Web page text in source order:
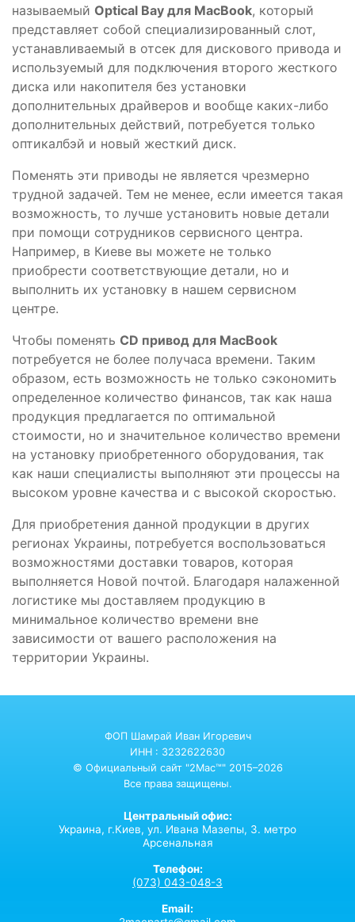
называемый Optical Bay для MacBook, который
представляет собой специализированный слот,
устанавливаемый в отсек для дискового привода и
используемый для подключения второго жесткого
диска или накопителя без установки
дополнительных драйверов и вообще каких-либо
дополнительных действий, потребуется только
оптикалбэй и новый жесткий диск.
Поменять эти приводы не является чрезмерно
трудной задачей. Тем не менее, если имеется такая
возможность, то лучше установить новые детали
при помощи сотрудников сервисного центра.
Например, в Киеве вы можете не только
приобрести соответствующие детали, но и
выполнить их установку в нашем сервисном
центре.
Чтобы поменять CD привод для MacBook
потребуется не более получаса времени. Таким
образом, есть возможность не только сэкономить
определенное количество финансов, так как наша
продукция предлагается по оптимальной
стоимости, но и значительное количество времени
на установку приобретенного оборудования, так
как наши специалисты выполняют эти процессы на
высоком уровне качества и с высокой скоростью.
Для приобретения данной продукции в других
регионах Украины, потребуется воспользоваться
возможностями доставки товаров, которая
выполняется Новой почтой. Благодаря налаженной
логистике мы доставляем продукцию в
минимальное количество времени вне
зависимости от вашего расположения на
территории Украины.
ФОП Шамрай Иван Игоревич
ИНН : 3232622630
© Официальный сайт "2Mac™" 2015–2026
Все права защищены.
Центральный офис:
Украина, г.Киев, ул. Ивана Мазепы, 3. метро
Арсенальная
Телефон:
(073) 043-048-3
Email: